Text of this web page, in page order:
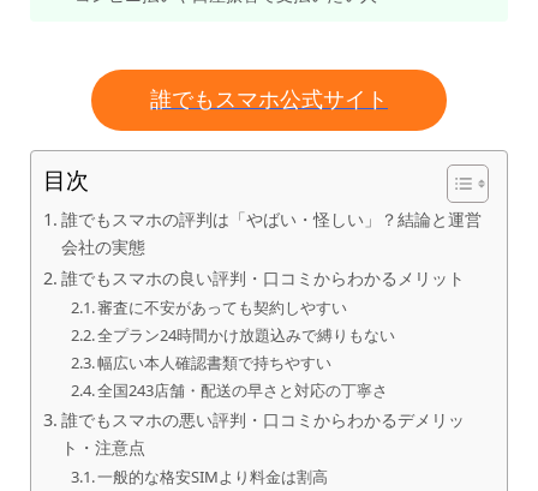
誰でもスマホ公式サイト
目次
誰でもスマホの評判は「やばい・怪しい」？結論と運営
会社の実態
誰でもスマホの良い評判・口コミからわかるメリット
審査に不安があっても契約しやすい
全プラン24時間かけ放題込みで縛りもない
幅広い本人確認書類で持ちやすい
全国243店舗・配送の早さと対応の丁寧さ
誰でもスマホの悪い評判・口コミからわかるデメリッ
ト・注意点
一般的な格安SIMより料金は割高